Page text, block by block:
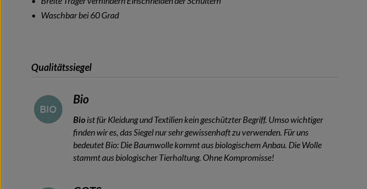
Waschbar bei 60 Grad
Qualitätssiegel
Bio
Bioist für Kleidung und Textilien kein geschützter Begriff. Umso wichtiger
finden wir es, das Siegel nur sehr gewissenhaft zu verwenden. Für uns
bedeutet Bio: Die Baumwolle kommt aus biologischem Anbau. Die Wolle
stammt aus biologischer Tierhaltung. Ohne Kompromisse!